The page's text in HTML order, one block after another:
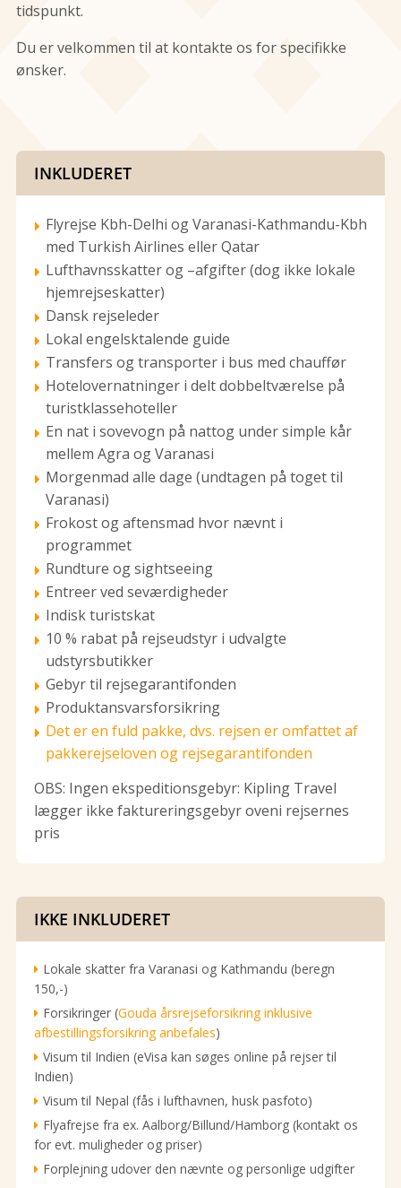
tidspunkt.
Du er velkommen til at kontakte os for specifikke
ønsker.
INKLUDERET
Flyrejse Kbh-Delhi og Varanasi-Kathmandu-Kbh
med Turkish Airlines eller Qatar
Lufthavnsskatter og –afgifter (dog ikke lokale
hjemrejseskatter)
Dansk rejseleder
Lokal engelsktalende guide
Transfers og transporter i bus med chauffør
Hotelovernatninger i delt dobbeltværelse på
turistklassehoteller
En nat i sovevogn på nattog under simple kår
mellem Agra og Varanasi
Morgenmad alle dage (undtagen på toget til
Varanasi)
Frokost og aftensmad hvor nævnt i
programmet
Rundture og sightseeing
Entreer ved seværdigheder
Indisk turistskat
10 % rabat på rejseudstyr i udvalgte
udstyrsbutikker
Gebyr til rejsegarantifonden
Produktansvarsforsikring
Det er en fuld pakke, dvs. rejsen er omfattet af
pakkerejseloven og rejsegarantifonden
OBS: Ingen ekspeditionsgebyr: Kipling Travel
lægger ikke faktureringsgebyr oveni rejsernes
pris
IKKE INKLUDERET
Lokale skatter fra Varanasi og Kathmandu (beregn
150,-)
Forsikringer (Gouda årsrejseforsikring inklusive
afbestillingsforsikring anbefales)
Visum til Indien (eVisa kan søges online på rejser til
Indien)
Visum til Nepal (fås i lufthavnen, husk pasfoto)
Flyafrejse fra ex. Aalborg/Billund/Hamborg (kontakt os
for evt. muligheder og priser)
Forplejning udover den nævnte og personlige udgifter